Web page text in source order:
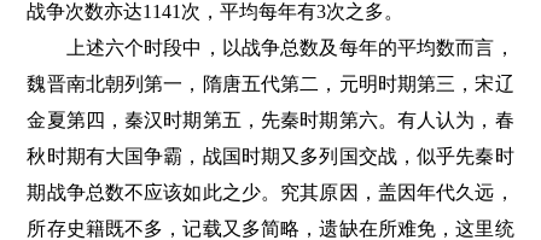
战争次数亦达1141次，平均每年有3次之多。
上述六个时段中，以战争总数及每年的平均数而言，
魏晋南北朝列第一，隋唐五代第二，元明时期第三，宋辽
金夏第四，秦汉时期第五，先秦时期第六。有人认为，春
秋时期有大国争霸，战国时期又多列国交战，似乎先秦时
期战争总数不应该如此之少。究其原因，盖因年代久远，
所存史籍既不多，记载又多简略，遗缺在所难免，这里统